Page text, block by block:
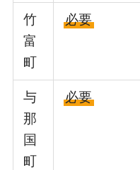
竹
富
町
必要
与
那
国
町
必要